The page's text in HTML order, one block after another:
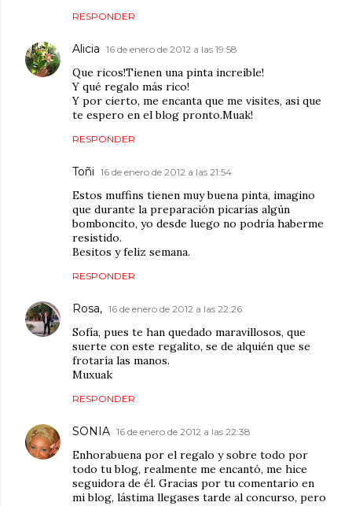
RESPONDER
Alicia 16 de enero de 2012 a las 19:58
Que ricos!Tienen una pinta increible!
Y qué regalo más rico!
Y por cierto, me encanta que me visites, asi que
te espero en el blog pronto.Muak!
RESPONDER
Toñi 16 de enero de 2012 a las 21:54
Estos muffins tienen muy buena pinta, imagino
que durante la preparación picarías algún
bomboncito, yo desde luego no podría haberme
resistido.
Besitos y feliz semana.
RESPONDER
Rosa, 16 de enero de 2012 a las 22:26
Sofía, pues te han quedado maravillosos, que
suerte con este regalito, se de alquién que se
frotaría las manos.
Muxuak
RESPONDER
SONIA 16 de enero de 2012 a las 22:38
Enhorabuena por el regalo y sobre todo por
todo tu blog, realmente me encantó, me hice
seguidora de él. Gracias por tu comentario en
mi blog, lástima llegases tarde al concurso, pero